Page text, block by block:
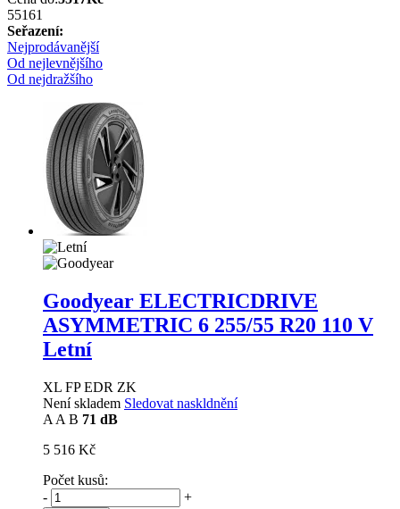
55161
Seřazení:
Nejprodávanější
Od nejlevnějšího
Od nejdražšího
Goodyear ELECTRICDRIVE
ASYMMETRIC 6 255/55 R20 110 V
Letní
XL FP EDR ZK
Není skladem Sledovat naskldnění
A A B 71 dB
5 516 Kč
Počet kusů:
-
+